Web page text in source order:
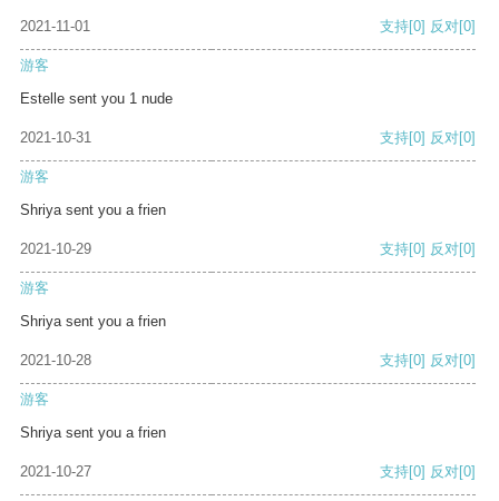
2021-11-01 支持[0] 反对[0]
游客
Estelle sent you 1 nude
2021-10-31 支持[0] 反对[0]
游客
Shriya sent you a frien
2021-10-29 支持[0] 反对[0]
游客
Shriya sent you a frien
2021-10-28 支持[0] 反对[0]
游客
Shriya sent you a frien
2021-10-27 支持[0] 反对[0]